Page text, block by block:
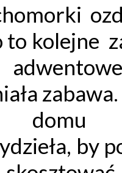
to kolejne
domu
by